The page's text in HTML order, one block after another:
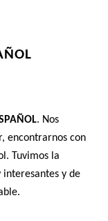
. Nos
encontrarnos con
Tuvimos la
y de